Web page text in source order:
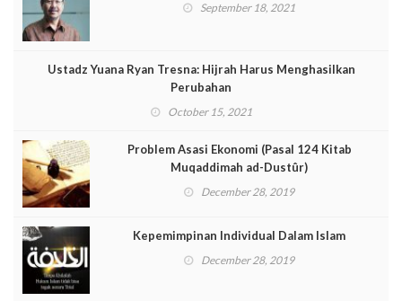
September 18, 2021
Ustadz Yuana Ryan Tresna: Hijrah Harus Menghasilkan
Perubahan
October 15, 2021
Problem Asasi Ekonomi (Pasal 124 Kitab
Muqaddimah ad-Dustûr)
December 28, 2019
Kepemimpinan Individual Dalam Islam
December 28, 2019